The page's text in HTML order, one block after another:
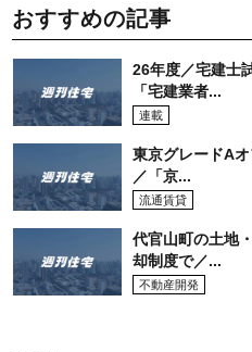
おすすめの記事
26年度／宅建
「宅建業者...
連載
東京グレードA
／「京...
流通賃貸
代官山町の土地
却制度で／...
不動産開発